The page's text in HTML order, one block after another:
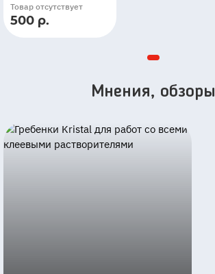
Товар отсутствует
500 р.
Мнения, обзоры